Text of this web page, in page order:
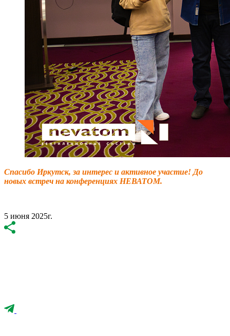
Спасибо Иркутск, за интерес и активное участие! До
новых встреч на конференциях НЕВАТОМ.
5 июня 2025г.